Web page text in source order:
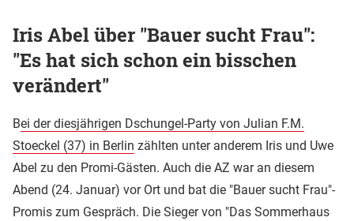
Iris Abel über "Bauer sucht Frau":
"Es hat sich schon ein bisschen
verändert"
Bei der diesjährigen Dschungel-Party von Julian F.M.
Stoeckel (37) in Berlin zählten unter anderem Iris und Uwe
Abel zu den Promi-Gästen. Auch die AZ war an diesem
Abend (24. Januar) vor Ort und bat die "Bauer sucht Frau"-
Promis zum Gespräch. Die Sieger von "Das Sommerhaus